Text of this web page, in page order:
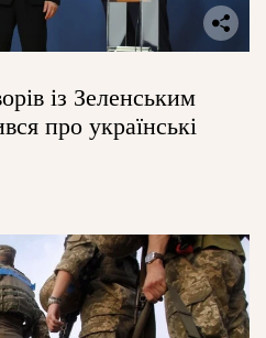
із Зеленським
про українські